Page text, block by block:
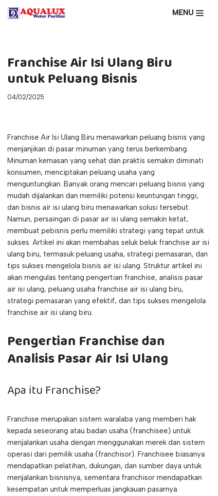
MENU
Franchise Air Isi Ulang Biru
untuk Peluang Bisnis
04/02/2025
Franchise Air Isi Ulang Biru menawarkan peluang bisnis yang
menjanjikan di pasar minuman yang terus berkembang.
Minuman kemasan yang sehat dan praktis semakin diminati
konsumen, menciptakan peluang usaha yang
menguntungkan. Banyak orang mencari peluang bisnis yang
mudah dijalankan dan memiliki potensi keuntungan tinggi,
dan bisnis air isi ulang biru menawarkan solusi tersebut.
Namun, persaingan di pasar air isi ulang semakin ketat,
membuat pebisnis perlu memiliki strategi yang tepat untuk
sukses. Artikel ini akan membahas seluk beluk franchise air isi
ulang biru, termasuk peluang usaha, strategi pemasaran, dan
tips sukses mengelola bisnis air isi ulang. Struktur artikel ini
akan mengulas tentang pengertian franchise, analisis pasar
air isi ulang, peluang usaha franchise air isi ulang biru,
strategi pemasaran yang efektif, dan tips sukses mengelola
franchise air isi ulang biru.
Pengertian Franchise dan
Analisis Pasar Air Isi Ulang
Apa itu Franchise?
Franchise merupakan sistem waralaba yang memberi hak
kepada seseorang atau badan usaha (franchisee) untuk
menjalankan usaha dengan menggunakan merek dan sistem
operasi dari pemilik usaha (franchisor). Franchisee biasanya
mendapatkan pelatihan, dukungan, dan sumber daya untuk
menjalankan bisnisnya, sementara franchisor mendapatkan
kesempatan untuk memperluas jangkauan pasarnya.